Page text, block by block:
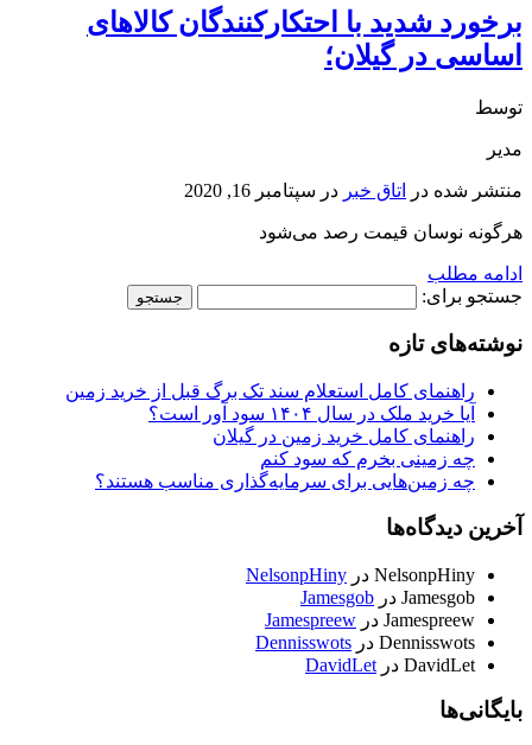
برخورد شدید با احتکارکنندگان کالاهای
اساسی در گیلان؛
توسط
مدیر
منتشر شده در اتاق خبر در سپتامبر 16, 2020
هرگونه نوسان قیمت رصد می‌شود
ادامه مطلب
جستجو برای:
نوشته‌های تازه
راهنمای کامل استعلام سند تک برگ قبل از خرید زمین
آیا خرید ملک در سال ۱۴۰۴ سود آور است؟
راهنمای کامل خرید زمین در گیلان
چه زمینی بخرم که سود کنم
چه زمین‌هایی برای سرمایه‌گذاری مناسب هستند؟
آخرین دیدگاه‌ها
NelsonpHiny در NelsonpHiny
Jamesgob در Jamesgob
Jamespreew در Jamespreew
Dennisswots در Dennisswots
DavidLet در DavidLet
بایگانی‌ها